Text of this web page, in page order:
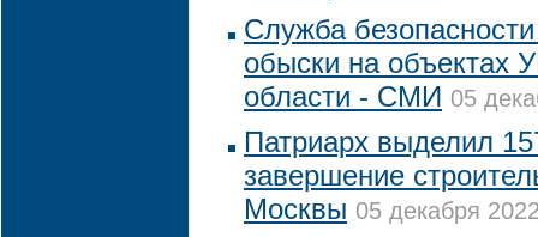
Служба
обыски на объектах
области - СМИ 05
Патриарх выделил
завершение
Москвы 05 декабря